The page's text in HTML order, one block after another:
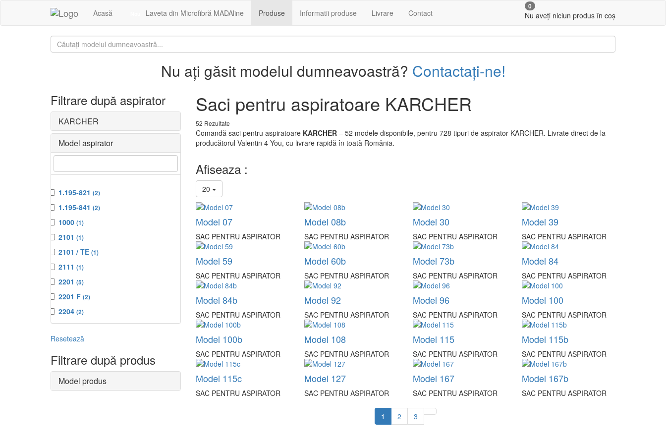
0
Nu aveți niciun produs în coș
Acasă Laveta din Microfibră MADAline Produse Informatii produse Livrare Contact
Nu ați găsit modelul dumneavoastră? Contactați-ne!
Filtrare după aspirator
KARCHER
Model aspirator
1.195-821 (2)
1.195-841 (2)
1000 (1)
2101 (1)
2101 / TE (1)
2111 (1)
2201 (5)
2201 F (2)
2204 (2)
2206 X
2254 (2)
2301 (1)
2501 (1)
2501 TE (1)
Resetează
Filtrare după produs
Model produs
Saci pentru aspiratoare KARCHER
52 Rezultate
Comandă saci pentru aspiratoare KARCHER– 52 modele disponibile, pentru 728 tipuri de aspirator KARCHER. Livrate direct de la
producătorul Valentin 4 You, cu livrare rapidă în toată România.
Afiseaza :
20
Model 07
SAC PENTRU ASPIRATOR
Model 08b
SAC PENTRU ASPIRATOR
Model 30
SAC PENTRU ASPIRATOR
Model 39
SAC PENTRU ASPIRATOR
Model 59
SAC PENTRU ASPIRATOR
Model 60b
SAC PENTRU ASPIRATOR
Model 73b
SAC PENTRU ASPIRATOR
Model 84
SAC PENTRU ASPIRATOR
Model 84b
SAC PENTRU ASPIRATOR
Model 92
SAC PENTRU ASPIRATOR
Model 96
SAC PENTRU ASPIRATOR
Model 100
SAC PENTRU ASPIRATOR
Model 100b
SAC PENTRU ASPIRATOR
Model 108
SAC PENTRU ASPIRATOR
Model 115
SAC PENTRU ASPIRATOR
Model 115b
SAC PENTRU ASPIRATOR
Model 115c
SAC PENTRU ASPIRATOR
Model 127
SAC PENTRU ASPIRATOR
Model 167
SAC PENTRU ASPIRATOR
Model 167b
SAC PENTRU ASPIRATOR
1 2 3